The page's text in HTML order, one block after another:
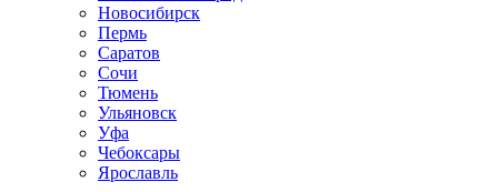
Новосибирск
Пермь
Саратов
Сочи
Тюмень
Ульяновск
Уфа
Чебоксары
Ярославль